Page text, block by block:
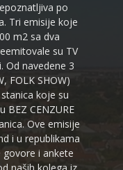
po
Tri emisije koje
m2 sa dva
su TV
Od navedene 3
FOLK SHOW)
koje su
BEZ CENZURE
Ove emisije
i u republikama
govore i ankete